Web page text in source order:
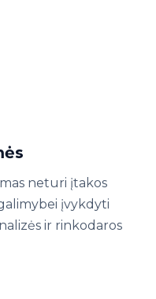
neturi įtakos
įvykdyti
ir rinkodaros